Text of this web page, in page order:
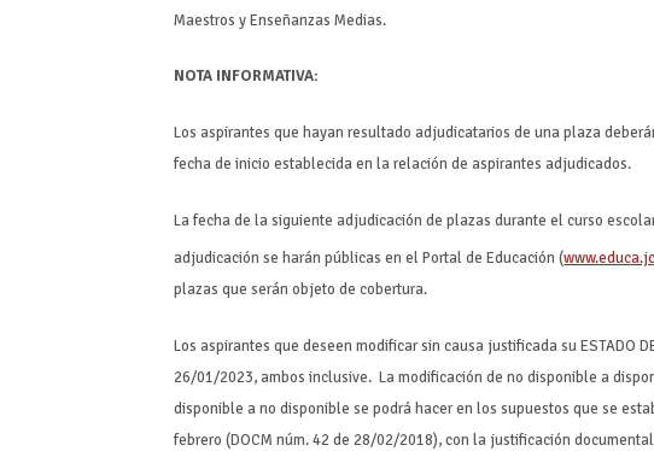
Maestros y Enseñanzas Medias.
NOTA INFORMATIVA:
Los aspirantes que hayan resultado adjudicatarios de una plaza
fecha de inicio establecida en la relación de aspirantes adjudicados.
La fecha de la siguiente adjudicación de plazas durante el curso
adjudicación se harán públicas en el Portal de Educación (
plazas que serán objeto de cobertura.
Los aspirantes que deseen modificar sin causa justificada su ESTADO
26/01/2023, ambos inclusive. La modificación de no disponible a
disponible a no disponible se podrá hacer en los supuestos que se
febrero (DOCM núm. 42 de 28/02/2018), con la justificación